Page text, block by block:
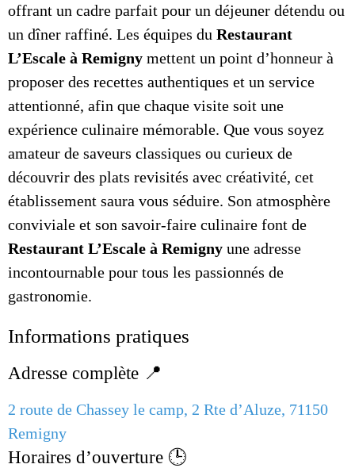
offrant un cadre parfait pour un déjeuner détendu ou
un dîner raffiné. Les équipes du Restaurant
L’Escale à Remigny mettent un point d’honneur à
proposer des recettes authentiques et un service
attentionné, afin que chaque visite soit une
expérience culinaire mémorable. Que vous soyez
amateur de saveurs classiques ou curieux de
découvrir des plats revisités avec créativité, cet
établissement saura vous séduire. Son atmosphère
conviviale et son savoir-faire culinaire font de
Restaurant L’Escale à Remigny une adresse
incontournable pour tous les passionnés de
gastronomie.
Informations pratiques
Adresse complète 📍
2 route de Chassey le camp, 2 Rte d’Aluze, 71150
Remigny
Horaires d’ouverture 🕒